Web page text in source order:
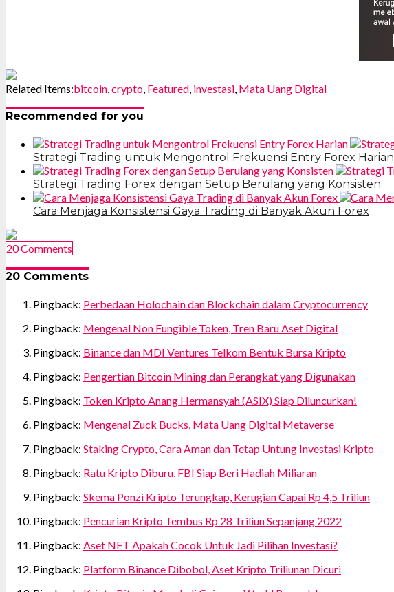
Related Items:bitcoin,crypto, Featured, investasi, Mata Uang Digital
Recommended for you
Strategi Trading untuk Mengontrol Frekuensi Entry Forex Harian
Strategi Trading Forex dengan Setup Berulang yang Konsisten
Cara Menjaga Konsistensi Gaya Trading di Banyak Akun Forex
20 Comments
20 Comments
Pingback: Perbedaan Holochain dan Blockchain dalam Cryptocurrency
Pingback: Mengenal Non Fungible Token, Tren Baru Aset Digital
Pingback: Binance dan MDI Ventures Telkom Bentuk Bursa Kripto
Pingback: Pengertian Bitcoin Mining dan Perangkat yang Digunakan
Pingback: Token Kripto Anang Hermansyah (ASIX) Siap Diluncurkan!
Pingback: Mengenal Zuck Bucks, Mata Uang Digital Metaverse
Pingback: Staking Crypto, Cara Aman dan Tetap Untung Investasi Kripto
Pingback: Ratu Kripto Diburu, FBI Siap Beri Hadiah Miliaran
Pingback: Skema Ponzi Kripto Terungkap, Kerugian Capai Rp 4,5 Triliun
Pingback: Pencurian Kripto Tembus Rp 28 Triliun Sepanjang 2022
Pingback: Aset NFT Apakah Cocok Untuk Jadi Pilihan Investasi?
Pingback: Platform Binance Dibobol, Aset Kripto Triliunan Dicuri